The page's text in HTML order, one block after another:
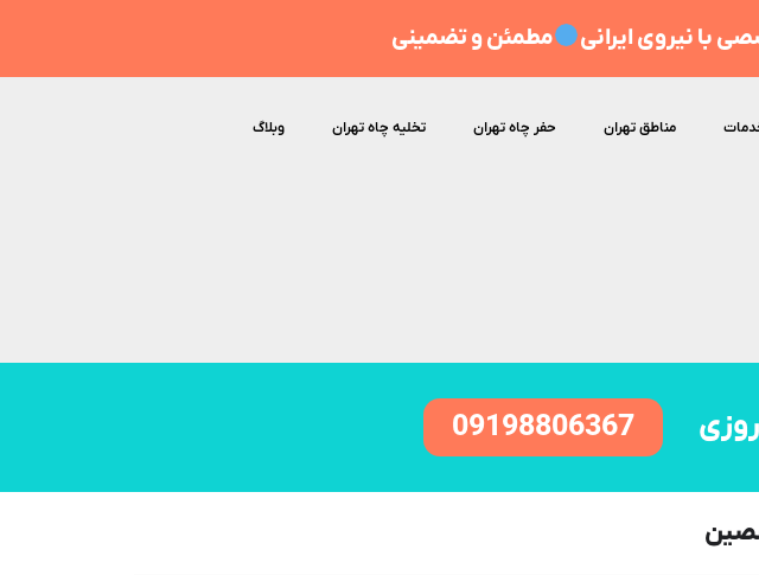
با نیروی ایرانی مطمئن و تضمینی
مناطق تهران حفر چاه تهران تخلیه چاه تهران وبلاگ
09198806367